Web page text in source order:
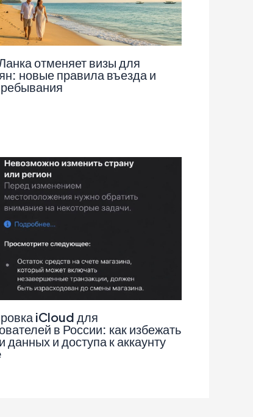
отменяет визы для
новые правила въезда и
iCloud для
в России: как избежать
данных и доступа к аккаунту